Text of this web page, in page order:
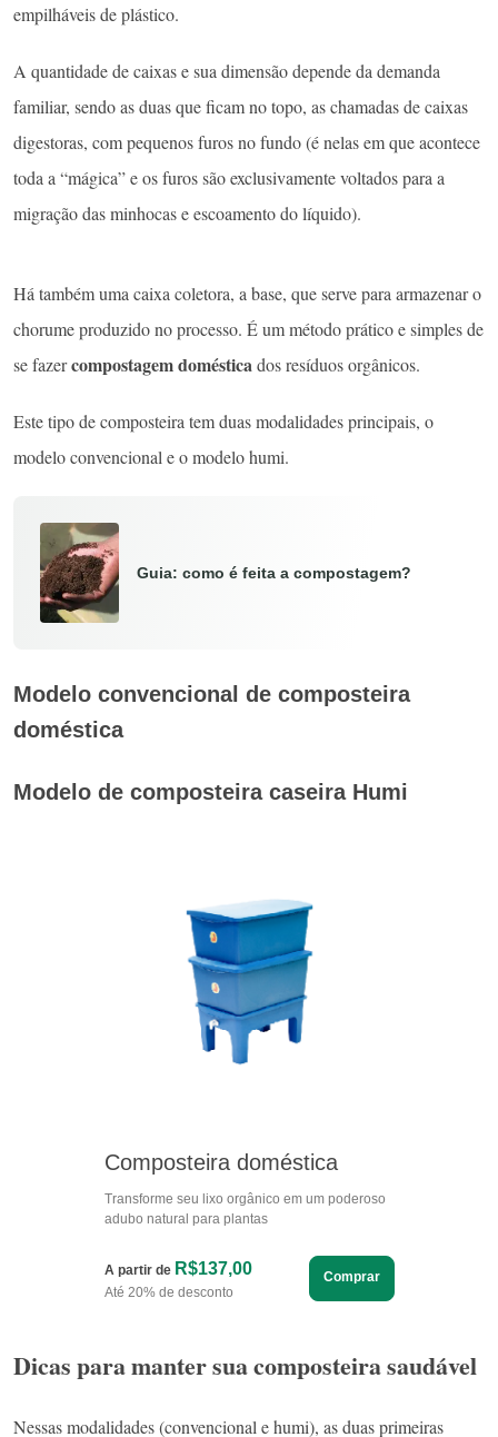
empilháveis de plástico.
A quantidade de caixas e sua dimensão depende da demanda
familiar, sendo as duas que ficam no topo, as chamadas de caixas
digestoras, com pequenos furos no fundo (é nelas em que acontece
toda a “mágica” e os furos são exclusivamente voltados para a
migração das minhocas e escoamento do líquido).
Há também uma caixa coletora, a base, que serve para armazenar o
chorume produzido no processo. É um método prático e simples de
se fazercompostagem domésticados resíduos orgânicos.
Este tipo de composteira tem duas modalidades principais, o
modelo convencional e o modelo humi.
Guia: como é feita a compostagem?
Modelo convencional de composteira
doméstica
Modelo de composteira caseira Humi
Composteira doméstica
Transforme seu lixo orgânico em um poderoso
adubo natural para plantas
A partir de R$137,00
Até 20% de desconto
Comprar
Dicas para manter sua composteira saudável
Nessas modalidades (convencional e humi), as duas primeiras